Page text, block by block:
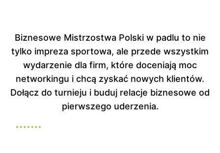
Biznesowe Mistrzostwa Polski w padlu to nie
tylko impreza sportowa, ale przede wszystkim
wydarzenie dla firm, które doceniają moc
networkingu i chcą zyskać nowych klientów.
Dołącz do turnieju i buduj relacje biznesowe od
pierwszego uderzenia.